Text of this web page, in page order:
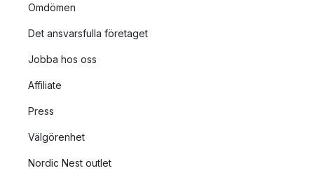
Omdömen
Det ansvarsfulla företaget
Jobba hos oss
Affiliate
Press
Välgörenhet
Nordic Nest outlet